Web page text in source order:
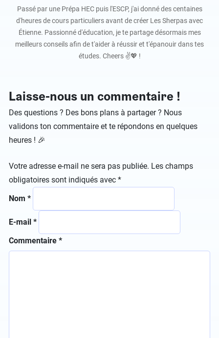
Passé par une Prépa HEC puis l'ESCP, j'ai donné des centaines
d'heures de cours particuliers avant de créer Les Sherpas avec
Étienne. Passionné d'éducation, je te partage désormais mes
meilleurs conseils afin de t'aider à réussir et t'épanouir dans tes
études. Cheers ✌️💖 !
Laisse-nous un commentaire !
Des questions ? Des bons plans à partager ? Nous
validons ton commentaire et te répondons en quelques
heures ! 🎉
Votre adresse e-mail ne sera pas publiée. Les champs
obligatoires sont indiqués avec *
Commentaire *
Nom *
E-mail *